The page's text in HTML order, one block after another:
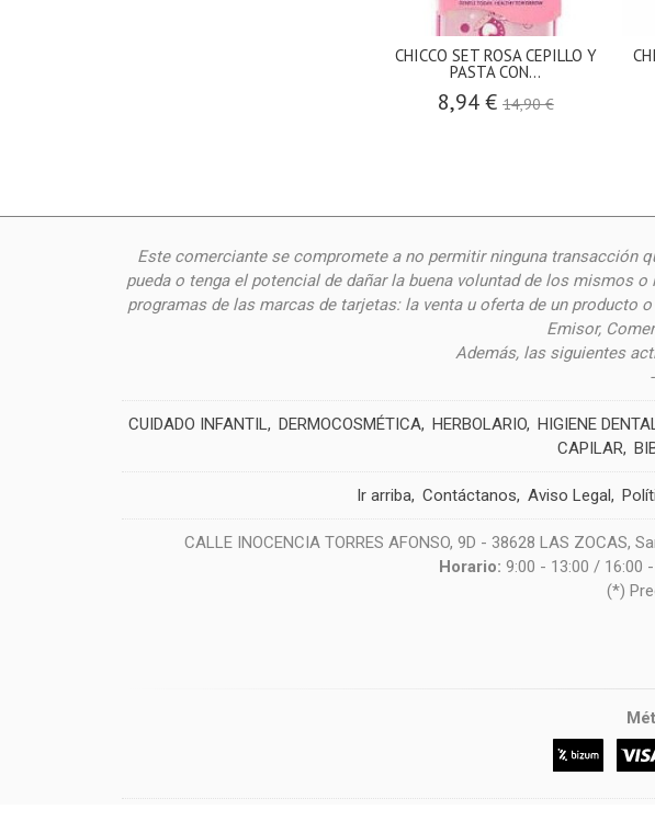
CHICCO SET ROSA CEPILLO Y
PASTA CON...
8,94 € 14,90 €
Este comerciante se compromete a no permitir ninguna transacción
pueda o tenga el potencial de dañar la buena voluntad de los mismos
programas de las marcas de tarjetas: la venta u oferta de un producto
Emisor,
Además, las siguientes
CUIDADO INFANTIL DERMOCOSMÉTICA HERBOLARIO HIGIENE
CAPILAR
Ir arriba Contáctanos Aviso Legal
CALLE INOCENCIA TORRES AFONSO, 9D - 38628 LAS
Horario:9:00 - 13:00 / 16:00
(*)